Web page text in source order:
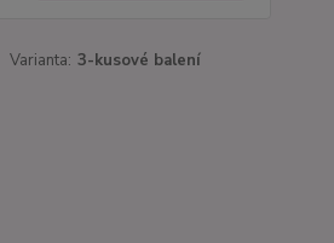
Varianta: 3-kusové balení